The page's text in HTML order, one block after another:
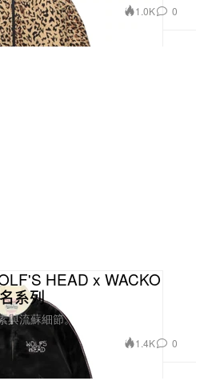
1.0K 0
HEAD x WACKO
系列
與流蘇細節。
1.4K 0